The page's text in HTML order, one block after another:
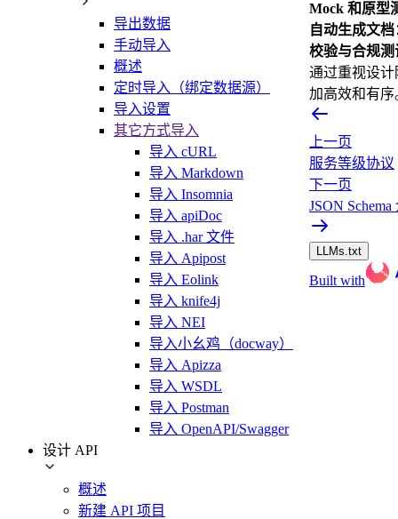
导出数据
手动导入
概述
定时导入（绑定数据源）
导入设置
其它方式导入
导入 cURL
导入 Markdown
导入 Insomnia
导入 apiDoc
导入 .har 文件
导入 Apipost
导入 Eolink
导入 knife4j
导入 NEI
导入小幺鸡（docway）
导入 Apizza
导入 WSDL
导入 Postman
导入 OpenAPI/Swagger
设计 API
概述
新建 API 项目
Mock 和原型
自动生成文档
校验与合规测
通过重视设
加高效和有序
上一页
服务等级协议
下一页
JSON Schema
LLMs.txt
Built with